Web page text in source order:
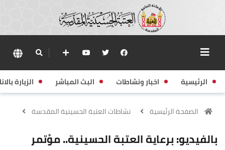
الرئيسية اخبار ونشاطات البث المباشر الزيارة
الصفحة الرئيسية نشاطات العتبة الحسينية المقدسة
بالفيديو: برعاية العتبة الحسينية.. مؤتمر